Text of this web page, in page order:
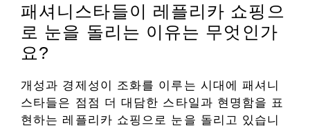
패셔니스타들이 레플리카 쇼핑으
로 눈을 돌리는 이유는 무엇인가
요?
개성과 경제성이 조화를 이루는 시대에 패셔니
스타들은 점점 더 대담한 스타일과 현명함을 표
현하는 레플리카 쇼핑으로 눈을 돌리고 있습니